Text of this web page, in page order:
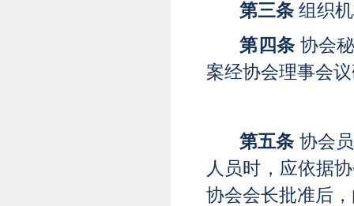
第三条 组织
第四条 协会
案经协会理事会
第五条 协会
人员时，应依据
协会会长批准后